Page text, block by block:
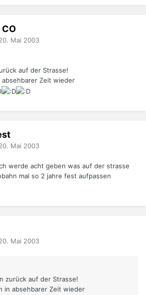
CO
Mai 2003
auf der Strasse!
Zeit wieder
Mai 2003
werde acht geben was auf der strasse
mal so 2 jahre fest aufpassen
Mai 2003
zurück auf der Strasse!
in absehbarer Zeit wieder